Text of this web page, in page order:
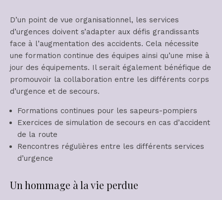
D’un point de vue organisationnel, les services
d’urgences doivent s’adapter aux défis grandissants
face à l’augmentation des accidents. Cela nécessite
une formation continue des équipes ainsi qu’une mise à
jour des équipements. Il serait également bénéfique de
promouvoir la collaboration entre les différents corps
d’urgence et de secours.
Formations continues pour les sapeurs-pompiers
Exercices de simulation de secours en cas d’accident
de la route
Rencontres régulières entre les différents services
d’urgence
Un hommage à la vie perdue